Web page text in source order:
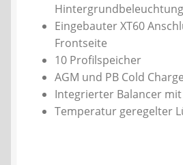
Hintergrundbeleuchtung
Eingebauter XT60
Frontseite
10 Profilspeicher
AGM und PB Cold
Integrierter Balancer mit
Temperatur geregelter